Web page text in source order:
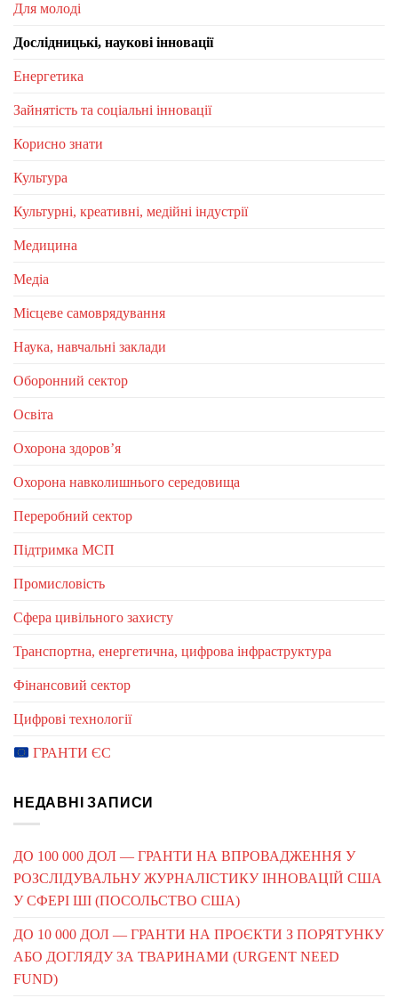
Для молоді
Дослідницькі, наукові інновації
Енергетика
Зайнятість та соціальні інновації
Корисно знати
Культура
Культурні, креативні, медійні індустрії
Медицина
Медіа
Місцеве самоврядування
Наука, навчальні заклади
Оборонний сектор
Освіта
Охорона здоров’я
Охорона навколишнього середовища
Переробний сектор
Підтримка МСП
Промисловість
Сфера цивільного захисту
Транспортна, енергетична, цифрова інфраструктура
Фінансовий сектор
Цифрові технології
ГРАНТИ ЄС
НЕДАВНІ ЗАПИСИ
ДО 100 000 ДОЛ — ГРАНТИ НА ВПРОВАДЖЕННЯ У
РОЗСЛІДУВАЛЬНУ ЖУРНАЛІСТИКУ ІННОВАЦІЙ США
У СФЕРІ ШІ (ПОСОЛЬСТВО США)
ДО 10 000 ДОЛ — ГРАНТИ НА ПРОЄКТИ З ПОРЯТУНКУ
АБО ДОГЛЯДУ ЗА ТВАРИНАМИ (URGENT NEED
FUND)